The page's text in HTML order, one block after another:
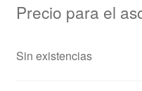
Precio para el
Sin existencias